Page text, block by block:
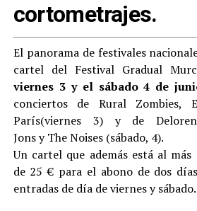
cortometrajes.
El panorama de festivales
cartel del Festival Gradual
viernes 3 y el sábado 4 de
conciertos de Rural Zombies,
París(viernes 3) y de
Jons y The Noises (sábado, 4).
Un cartel que además está al más
de 25 € para el abono de dos
entradas de día de viernes y sábado.